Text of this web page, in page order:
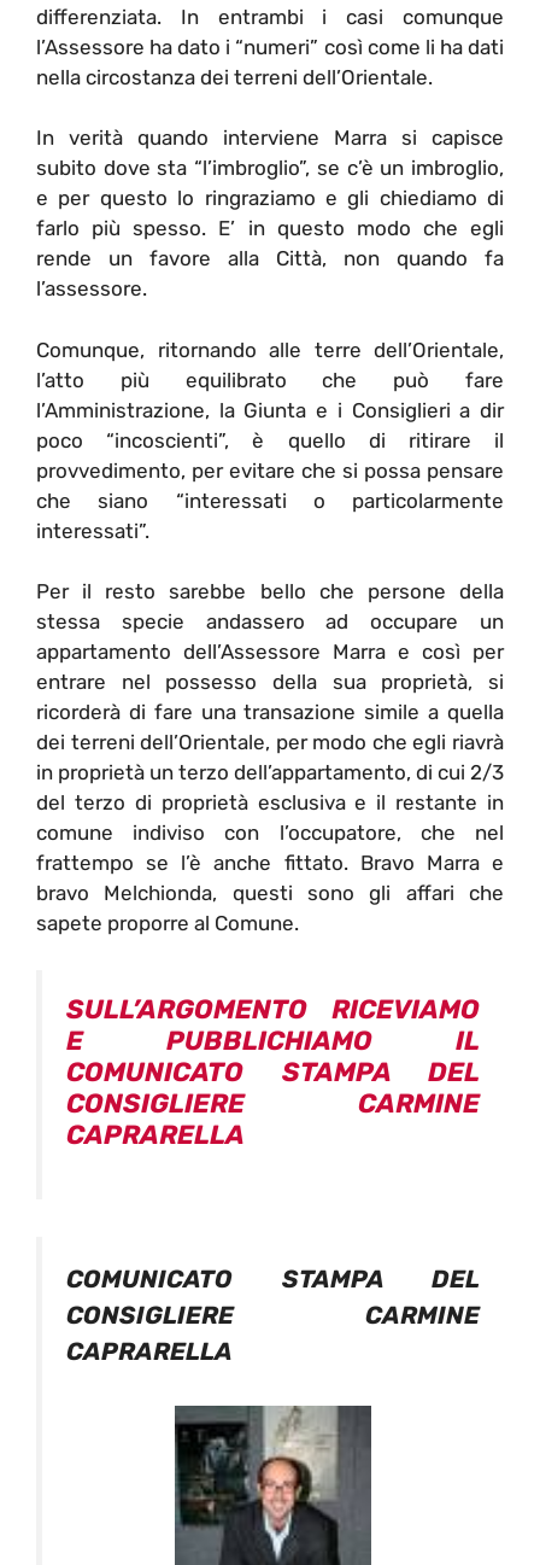
differenziata. In entrambi i casi comunque
l’Assessore ha dato i “numeri” così come li ha dati
nella circostanza dei terreni dell’Orientale.
In verità quando interviene Marra si capisce
subito dove sta “l’imbroglio”, se c’è un imbroglio,
e per questo lo ringraziamo e gli chiediamo di
farlo più spesso. E’ in questo modo che egli
rende un favore alla Città, non quando fa
l’assessore.
Comunque, ritornando alle terre dell’Orientale,
l’atto più equilibrato che può fare
l’Amministrazione, la Giunta e i Consiglieri a dir
poco “incoscienti”, è quello di ritirare il
provvedimento, per evitare che si possa pensare
che siano “interessati o particolarmente
interessati”.
Per il resto sarebbe bello che persone della
stessa specie andassero ad occupare un
appartamento dell’Assessore Marra e così per
entrare nel possesso della sua proprietà, si
ricorderà di fare una transazione simile a quella
dei terreni dell’Orientale, per modo che egli riavrà
in proprietà un terzo dell’appartamento, di cui 2/3
del terzo di proprietà esclusiva e il restante in
comune indiviso con l’occupatore, che nel
frattempo se l’è anche fittato. Bravo Marra e
bravo Melchionda, questi sono gli affari che
sapete proporre al Comune.
SULL’ARGOMENTO RICEVIAMO
E PUBBLICHIAMO IL
COMUNICATO STAMPA DEL
CONSIGLIERE CARMINE
CAPRARELLA
COMUNICATO STAMPA DEL
CONSIGLIERE CARMINE
CAPRARELLA